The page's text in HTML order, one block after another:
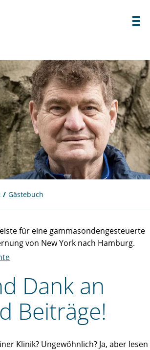
Gästebuch
für eine gammasondengesteuerte
von New York nach Hamburg.
Dank an
Beiträge!
Klinik? Ungewöhnlich? Ja, aber lesen